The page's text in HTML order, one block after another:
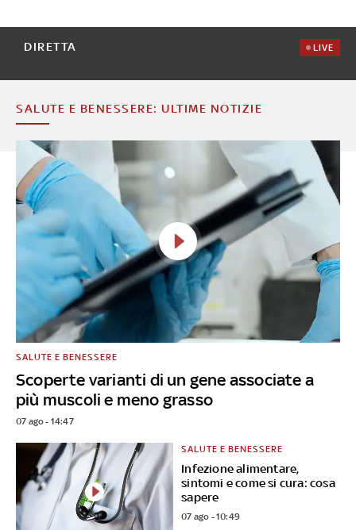
DIRETTA LIVE
SALUTE E BENESSERE: ULTIME NOTIZIE
Scoperte varianti di un gene associate a
più muscoli e meno grasso
SALUTE E BENESSERE
07 ago - 14:47
Infezione alimentare,
sintomi e come si cura: cosa
sapere
SALUTE E BENESSERE
07 ago - 10:49